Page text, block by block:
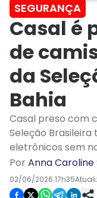
SEGURANÇA
Casal é
de
da
Bahia
Casal preso com
Seleção
eletrônicos sem
PorAnna Caroline
02/06/2026 17h35